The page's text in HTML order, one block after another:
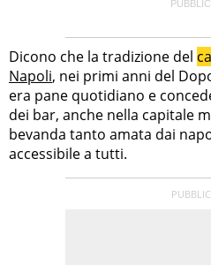
Dicono che la tradizione del
Napoli, nei primi anni del
era pane quotidiano e
dei bar, anche nella capitale
bevanda tanto amata dai
accessibile a tutti.